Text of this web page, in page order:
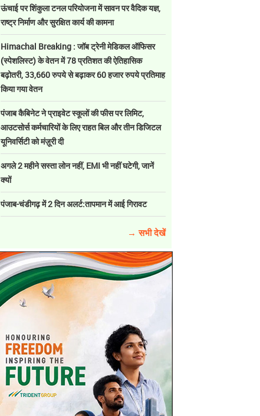
ऊंचाई पर शिंकुला टनल परियोजना में सावन पर वैदिक यज्ञ,
राष्ट्र निर्माण और सुरक्षित कार्य की कामना
Himachal Breaking : जॉब ट्रेनी मेडिकल ऑफिसर
(स्पेशलिस्ट) के वेतन में 78 प्रतिशत की ऐतिहासिक
बढ़ोतरी, 33,660 रुपये से बढ़ाकर 60 हजार रुपये प्रतिमाह
किया गया वेतन
पंजाब कैबिनेट ने प्राइवेट स्कूलों की फीस पर लिमिट,
आउटसोर्स कर्मचारियों के लिए राहत बिल और तीन डिजिटल
यूनिवर्सिटी को मंज़ूरी दी
अगले 2 महीने सस्ता लोन नहीं, EMI भी नहीं घटेगी, जानें
क्यों
पंजाब-चंडीगढ़ में 2 दिन अलर्ट:तापमान में आई गिरावट
→ सभी देखें